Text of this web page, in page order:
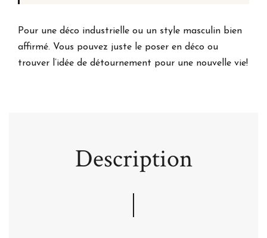
Pour une déco industrielle ou un style masculin bien
affirmé. Vous pouvez juste le poser en déco ou
trouver l’idée de détournement pour une nouvelle vie!
Description